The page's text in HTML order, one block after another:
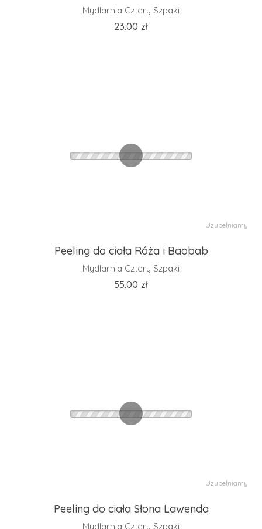
Mydlarnia Cztery Szpaki
23.00 zł
Uzupełniamy
Peeling do ciała Róża i Baobab
Mydlarnia Cztery Szpaki
55.00 zł
Uzupełniamy
Peeling do ciała Słona Lawenda
Mydlarnia Cztery Szpaki